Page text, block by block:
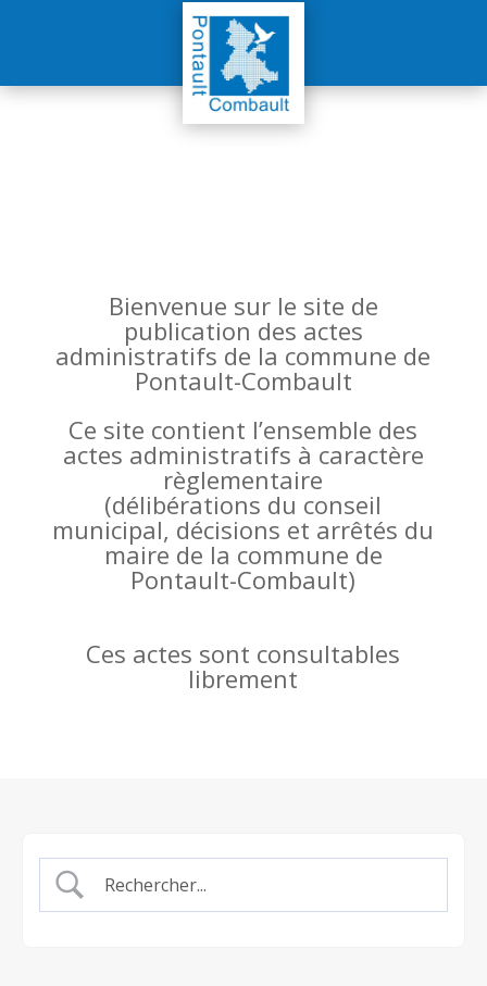
Bienvenue sur le site de
publication des actes
administratifs de la commune de
Pontault-Combault
Ce site contient l’ensemble des
actes administratifs à caractère
règlementaire
(délibérations du conseil
municipal, décisions et arrêtés du
maire de la commune de
Pontault-Combault)
Ces actes sont consultables
librement